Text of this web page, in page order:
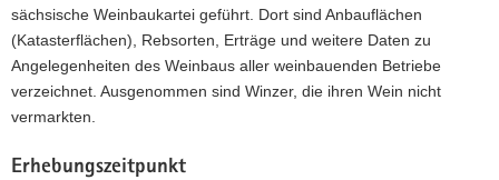
sächsische Weinbaukartei geführt. Dort sind Anbauflächen
(Katasterflächen), Rebsorten, Erträge und weitere Daten zu
Angelegenheiten des Weinbaus aller weinbauenden Betriebe
verzeichnet. Ausgenommen sind Winzer, die ihren Wein nicht
vermarkten.
Erhebungszeitpunkt